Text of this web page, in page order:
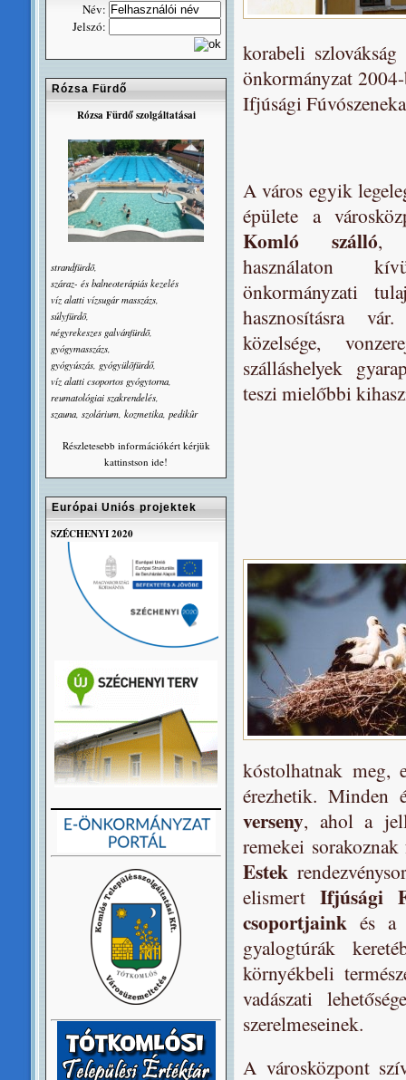
korabeli
önkormányzat
Ifjúsági
A város egyik
épülete a
Komló szálló,
használaton
önkormányzati
hasznosításra
közelsége,
szálláshelyek
teszi mielőbbi
kóstolhatnak
érezhetik. Minden
verseny, ahol a
remekei
Estek
elismert Ifjúsági
csoportjaink és a
gyalogtúrák
környékbeli
vadászati
szerelmeseinek.
A városközpont
Név:
Jelszó:
Rózsa Fürdő
Rózsa Fürdő szolgáltatásai
strandfürdõ,
száraz- és balneoterápiás kezelés
víz alatti vízsugár masszázs,
súlyfürdõ,
négyrekeszes galvánfürdõ,
gyógymasszázs,
gyógyúszás, gyógyülõfürdő,
víz alatti csoportos gyógytorna,
reumatológiai szakrendelés,
szauna, szolárium, kozmetika, pedikûr
Részletesebb információkért kérjük
kattinstson ide!
Európai Uniós projektek
SZÉCHENYI 2020